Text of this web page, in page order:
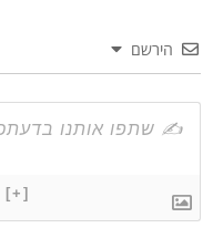
הירשם
{} [+]